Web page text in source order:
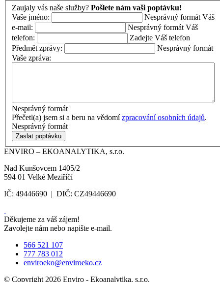
Zaujaly vás naše služby? Pošlete nám vaši poptávku!
Vaše jméno:
Nesprávný formát Váš
e-mail:
Nesprávný formát Váš
telefon:
Zadejte Váš telefon
Předmět zprávy:
Nesprávný formát
Vaše zpráva:
Nesprávný formát
Přečetl(a) jsem si a beru na vědomízpracování osobních údajů.
Nesprávný formát
Zaslat poptávku
ENVIRO – EKOANALYTIKA, s.r.o.
Nad Kunšovcem 1405/2
594 01 Velké Meziříčí
IČ: 49446690 | DIČ: CZ49446690
Děkujeme za váš zájem!
Zavolejte nám nebo napište e-mail.
566 521 107
777 783 012
enviroeko@enviroeko.cz
© Copyright 2026 Enviro - Ekoanalytika, s.r.o.